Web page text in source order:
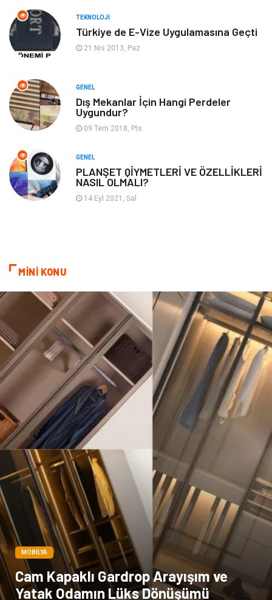
Görsel
Hediyelik Eşya Kültür
Anahtar Kelime Penguen
Hosting
Google Sıralama
TEKNOLOJI
Türkiye de E-Vize Uygulamasına Geçti
21 Nis 2013, Paz
GENEL
Dış Mekanlar İçin Hangi Perdeler
Uygundur?
09 Tem 2018, Pts
GENEL
PLANŞET QİYMETLERİ VE ÖZELLİKLERİ
NASIL OLMALI?
14 Eyl 2021, Sal
MİNİ KONU
MOBILYA
Cam Kapaklı Gardrop Arayışım ve
Yatak Odamın Lüks Dönüşümü